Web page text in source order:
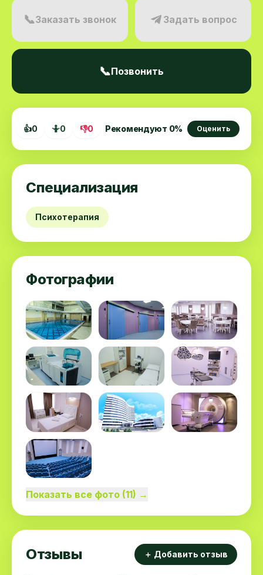
👍0 🤷0 👎0 Рекомендуют 0% Оценить
Специализация
Психотерапия
Фотографии
Показать все фото (11) →
Отзывы ＋ Добавить отзыв
📞Заказать звонок Задать вопрос
📞Позвонить